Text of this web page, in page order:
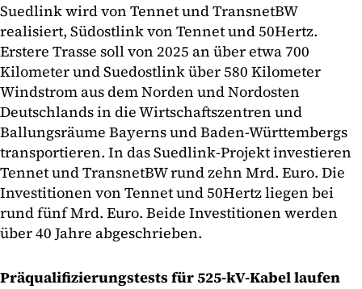
Suedlink wird von Tennet und TransnetBW
realisiert, Südostlink von Tennet und 50Hertz.
Erstere Trasse soll von 2025 an über etwa 700
Kilometer und Suedostlink über 580 Kilometer
Windstrom aus dem Norden und Nordosten
Deutschlands in die Wirtschaftszentren und
Ballungsräume Bayerns und Baden-Württembergs
transportieren. In das Suedlink-Projekt investieren
Tennet und TransnetBW rund zehn Mrd. Euro. Die
Investitionen von Tennet und 50Hertz liegen bei
rund fünf Mrd. Euro. Beide Investitionen werden
über 40 Jahre abgeschrieben.
Präqualifizierungstests für 525-kV-Kabel laufen